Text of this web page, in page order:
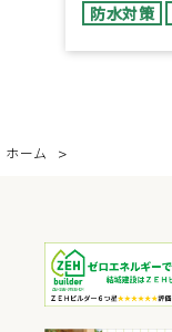
防水対策
ホーム